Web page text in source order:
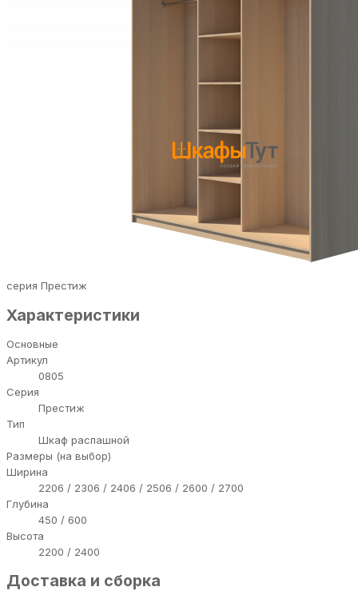
серия Престиж
Характеристики
Основные
Артикул
0805
Серия
Престиж
Тип
Шкаф распашной
Размеры (на выбор)
Ширина
2206 / 2306 / 2406 / 2506 / 2600 / 2700
Глубина
450 / 600
Высота
2200 / 2400
Доставка и сборка